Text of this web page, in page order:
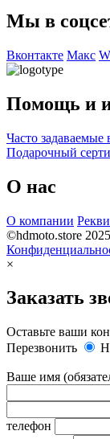
Мы в
Вконтакте Макс
Помощь и
Часто задаваемые
Подарочный
О нас
О компании
©hdmoto.store 2025
×
Заказать
Оставьте ваши
Перезвонить
Ваше имя
телефон